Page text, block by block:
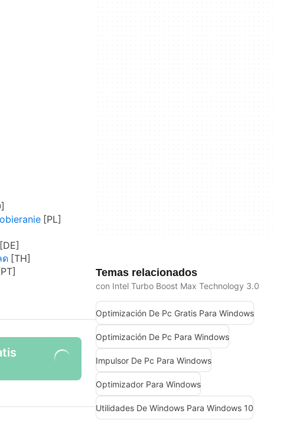
ด
Temas relacionados
con Intel Turbo Boost Max Technology 3.0
Optimización De Pc Gratis Para Windows
Optimización De Pc Para Windows
Impulsor De Pc Para Windows
Optimizador Para Windows
Utilidades De Windows Para Windows 10